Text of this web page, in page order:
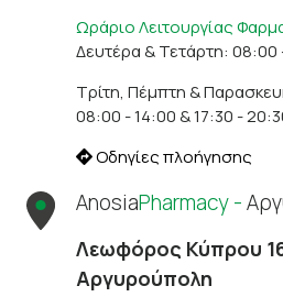
Ωράριο Λειτουργίας
Δευτέρα & Τετάρτη: 08:00
Τρίτη, Πέμπτη &
08:00 - 14:00 & 17:30 -
Οδηγίες πλοήγησης
AnosiaPharmacy -
Λεωφόρος Κύπρου
Αργυρούπολη